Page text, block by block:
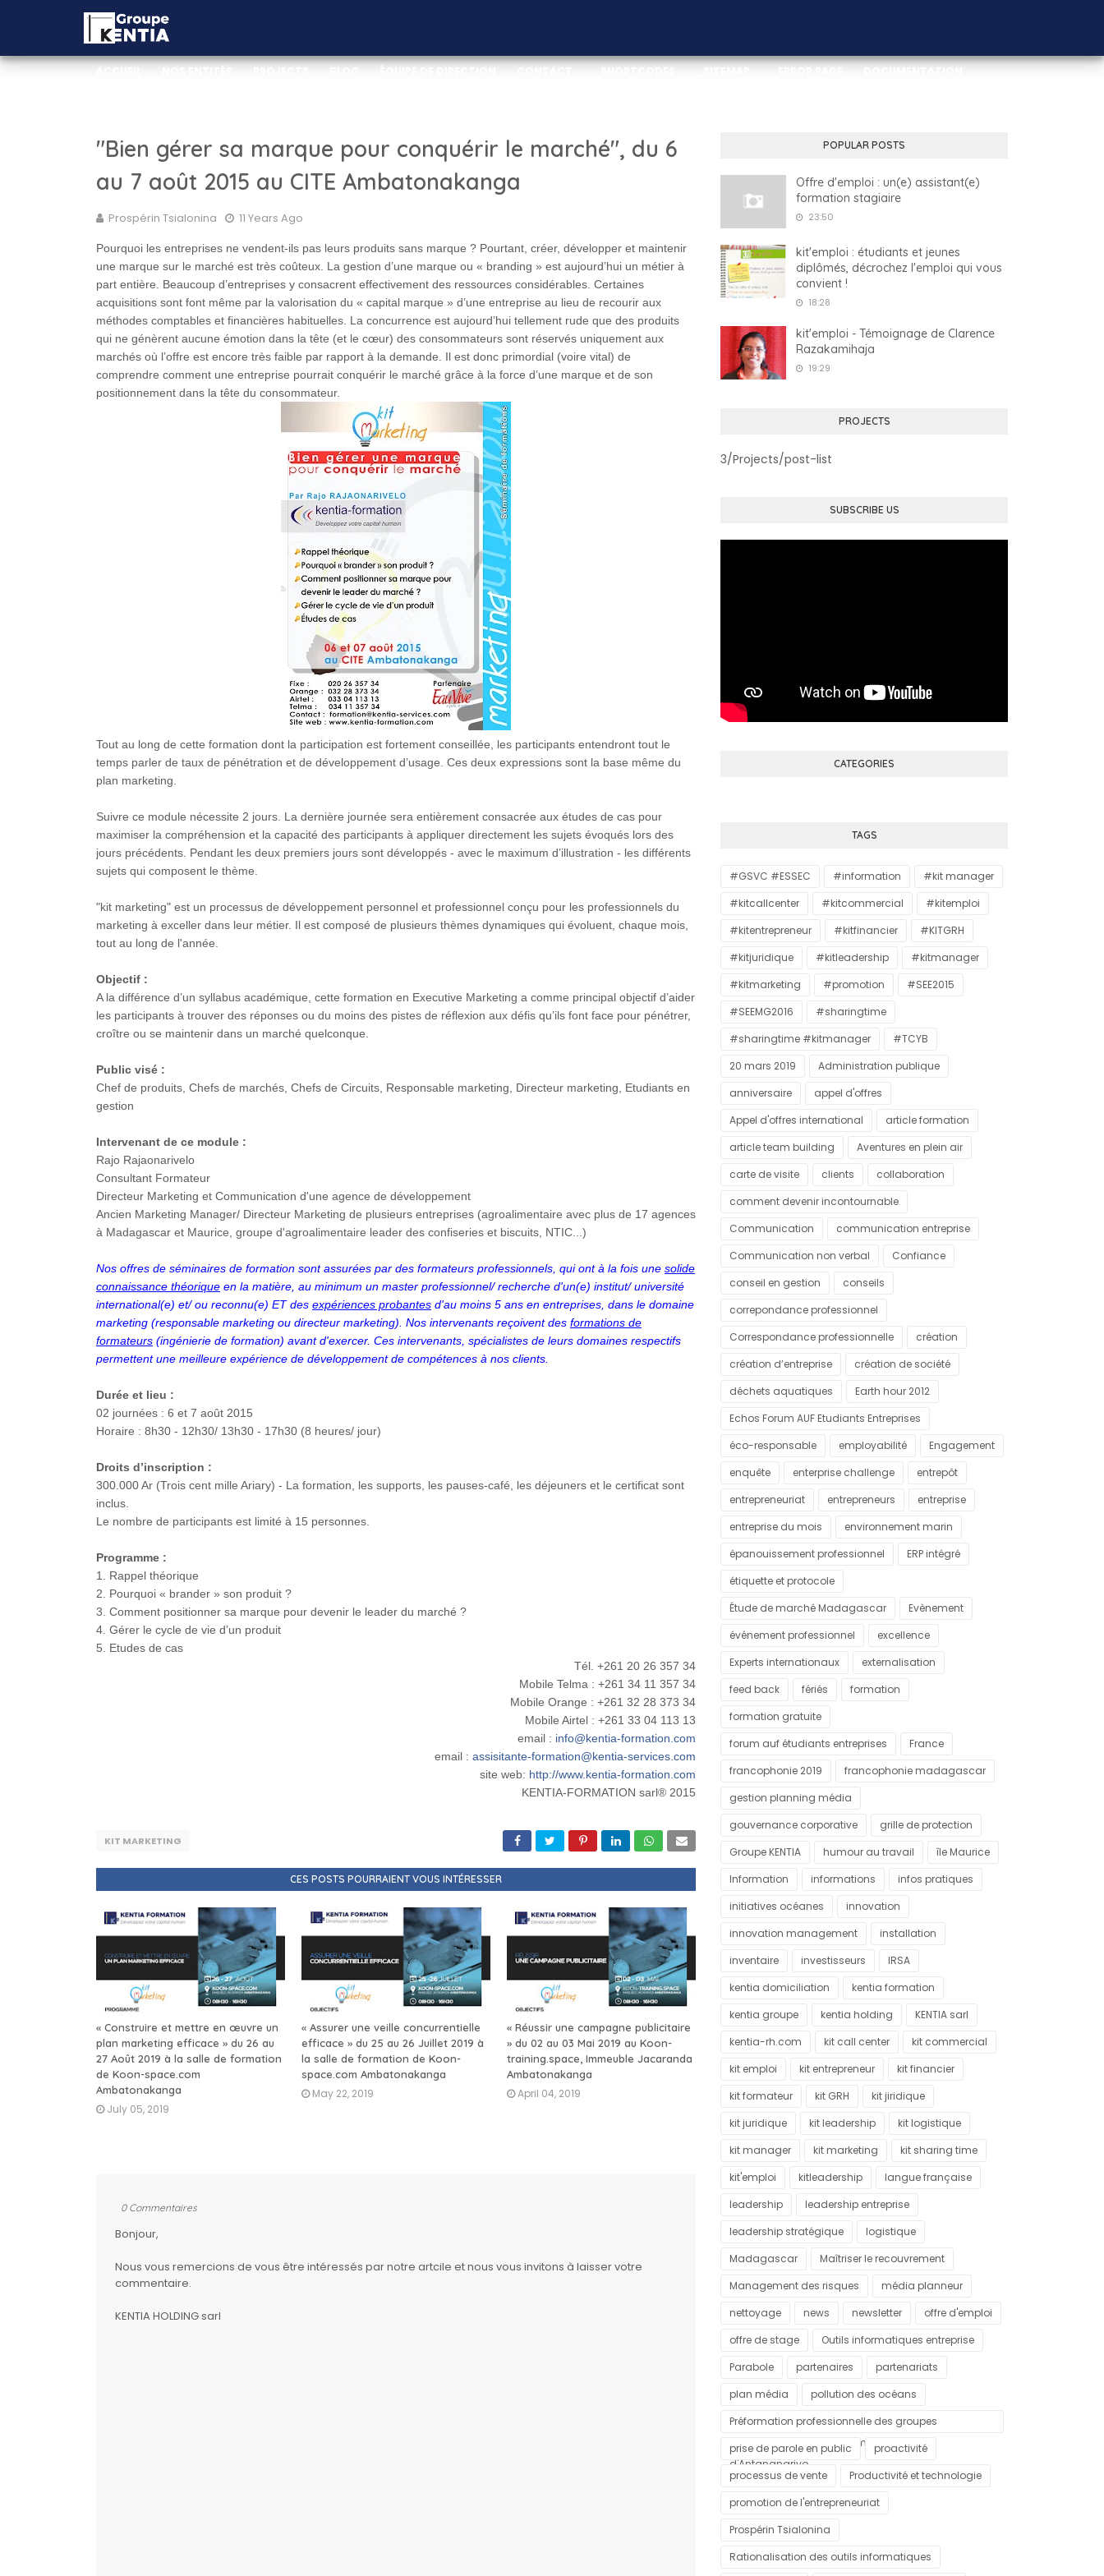
"Bien gérer sa marque pour conquérir le marché", du 6
au 7 août 2015 au CITE Ambatonakanga
Prospérin Tsialonina 11 Years Ago
Pourquoi les entreprises ne vendent-ils pas leurs produits sans marque ? Pourtant, créer, développer et maintenir
une marque sur le marché est très coûteux. La gestion d’une marque ou « branding » est aujourd’hui un métier à
part entière. Beaucoup d’entreprises y consacrent effectivement des ressources considérables. Certaines
acquisitions sont font même par la valorisation du « capital marque » d’une entreprise au lieu de recourir aux
méthodes comptables et financières habituelles. La concurrence est aujourd’hui tellement rude que des produits
qui ne génèrent aucune émotion dans la tête (et le cœur) des consommateurs sont réservés uniquement aux
marchés où l’offre est encore très faible par rapport à la demande. Il est donc primordial (voire vital) de
comprendre comment une entreprise pourrait conquérir le marché grâce à la force d’une marque et de son
positionnement dans la tête du consommateur.
Tout au long de cette formation dont la participation est fortement conseillée, les participants entendront tout le
temps parler de taux de pénétration et de développement d’usage. Ces deux expressions sont la base même du
plan marketing.
Suivre ce module nécessite 2 jours. La dernière journée sera entièrement consacrée aux études de cas pour
maximiser la compréhension et la capacité des participants à appliquer directement les sujets évoqués lors des
jours précédents. Pendant les deux premiers jours sont développés - avec le maximum d’illustration - les différents
sujets qui composent le thème.
"kit marketing" est un processus de développement personnel et professionnel conçu pour les professionnels du
marketing à exceller dans leur métier. Il est composé de plusieurs thèmes dynamiques qui évoluent, chaque mois,
tout au long de l'année.
Objectif :
A la différence d’un syllabus académique, cette formation en Executive Marketing a comme principal objectif d’aider
les participants à trouver des réponses ou du moins des pistes de réflexion aux défis qu’ils font face pour pénétrer,
croître ou se maintenir dans un marché quelconque.
Public visé :
Chef de produits, Chefs de marchés, Chefs de Circuits, Responsable marketing, Directeur marketing, Etudiants en
gestion
Intervenant de ce module :
Rajo Rajaonarivelo
Consultant Formateur
Directeur Marketing et Communication d'une agence de développement
Ancien Marketing Manager/ Directeur Marketing de plusieurs entreprises (agroalimentaire avec plus de 17 agences
à Madagascar et Maurice, groupe d'agroalimentaire leader des confiseries et biscuits, NTIC...)
Nos offres de séminaires de formation sont assurées par des formateurs professionnels, qui ont à la fois une solide
connaissance théorique en la matière, au minimum un master professionnel/ recherche d'un(e) institut/ université
international(e) et/ ou reconnu(e) ET des expériences probantes d'au moins 5 ans en entreprises, dans le domaine
marketing (responsable marketing ou directeur marketing). Nos intervenants reçoivent des formations de
formateurs (ingénierie de formation) avant d'exercer. Ces intervenants, spécialistes de leurs domaines respectifs
permettent une meilleure expérience de développement de compétences à nos clients.
Durée et lieu :
02 journées : 6 et 7 août 2015
Horaire : 8h30 - 12h30/ 13h30 - 17h30 (8 heures/ jour)
Droits d’inscription :
300.000 Ar (Trois cent mille Ariary) - La formation, les supports, les pauses-café, les déjeuners et le certificat sont
inclus.
Le nombre de participants est limité à 15 personnes.
Programme :
1. Rappel théorique
2. Pourquoi « brander » son produit ?
3. Comment positionner sa marque pour devenir le leader du marché ?
4. Gérer le cycle de vie d’un produit
5. Etudes de cas
Tél. +261 20 26 357 34
Mobile Telma : +261 34 11 357 34
Mobile Orange : +261 32 28 373 34
Mobile Airtel : +261 33 04 113 13
email : info@kentia-formation.com
email : assisitante-formation@kentia-services.com
site web: http://www.kentia-formation.com
KENTIA-FORMATION sarl® 2015
KIT MARKETING
CES POSTS POURRAIENT VOUS INTÉRESSER
« Construire et mettre en œuvre un
plan marketing efficace » du 26 au
27 Août 2019 à la salle de formation
de Koon-space.com
Ambatonakanga
July 05, 2019
« Assurer une veille concurrentielle
efficace » du 25 au 26 Juillet 2019 à
la salle de formation de Koon-
space.com Ambatonakanga
May 22, 2019
« Réussir une campagne publicitaire
» du 02 au 03 Mai 2019 au Koon-
training.space, Immeuble Jacaranda
Ambatonakanga
April 04, 2019
0 Commentaires
Bonjour,
Nous vous remercions de vous être intéressés par notre artcile et nous vous invitons à laisser votre
commentaire.
KENTIA HOLDING sarl
POPULAR POSTS
Offre d'emploi : un(e) assistant(e)
formation stagiaire
23:50
kit'emploi : étudiants et jeunes
diplômés, décrochez l'emploi qui vous
convient !
18:28
kit'emploi - Témoignage de Clarence
Razakamihaja
19:29
PROJECTS
3/Projects/post-list
SUBSCRIBE US
CATEGORIES
TAGS
#GSVC #ESSEC #information
#kit manager
#kitcallcenter
#kitcommercial
#kitemploi
#kitentrepreneur
#kitfinancier
#KITGRH
#kitjuridique
#kitleadership
#kitmanager
#kitmarketing
#promotion
#SEE2015
#SEEMG2016
#sharingtime
#sharingtime #kitmanager
#TCYB
20 mars 2019
Administration publique
anniversaire
appel d'offres
Appel d'offres international
article formation
article team building
Aventures en plein air
carte de visite
clients
collaboration
comment devenir incontournable
Communication
communication entreprise
Communication non verbal
Confiance
conseil en gestion
conseils
correpondance professionnel
Correspondance professionnelle
création
création d’entreprise
création de société
déchets aquatiques
Earth hour 2012
Echos Forum AUF Etudiants Entreprises
éco-responsable
employabilité
Engagement
enquête
enterprise challenge
entrepôt
entrepreneuriat
entrepreneurs
entreprise
entreprise du mois
environnement marin
épanouissement professionnel
ERP intégré
étiquette et protocole
Étude de marché Madagascar
Evènement
événement professionnel
excellence
Experts internationaux
externalisation
feed back
fériés
formation
formation gratuite
forum auf étudiants entreprises
France
francophonie 2019
francophonie madagascar
gestion planning média
gouvernance corporative
grille de protection
Groupe KENTIA
humour au travail
île Maurice
Information
informations
infos pratiques
initiatives océanes
innovation
innovation management
installation
inventaire
investisseurs
IRSA
kentia domiciliation
kentia formation
kentia groupe
kentia holding
KENTIA sarl
kentia-rh.com
kit call center
kit commercial
kit emploi
kit entrepreneur
kit financier
kit formateur
kit GRH
kit jiridique
kit juridique
kit leadership
kit logistique
kit manager
kit marketing
kit sharing time
kit'emploi
kitleadership
langue française
leadership
leadership entreprise
leadership stratégique
logistique
Madagascar
Maîtriser le recouvrement
Management des risques
média planneur
nettoyage
news newsletter
offre d'emploi
offre de stage
Outils informatiques entreprise
Parabole
partenaires
partenariats
plan média
pollution des océans
Préformation professionnelle des groupes
vulnérables dans la commune urbaine
d'Antananarivo
prise de parole en public
proactivité
processus de vente
Productivité et technologie
promotion de l'entrepreneuriat
Prospérin Tsialonina
Rationalisation des outils informatiques